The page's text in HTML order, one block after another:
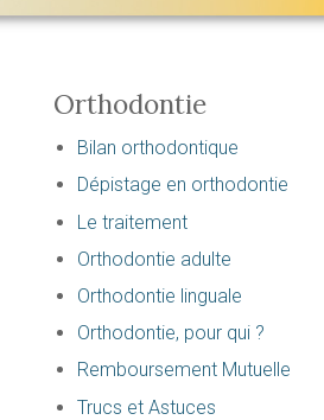
Orthodontie
Bilan orthodontique
Dépistage en orthodontie
Le traitement
Orthodontie adulte
Orthodontie linguale
Orthodontie, pour qui ?
Remboursement Mutuelle
Trucs et Astuces